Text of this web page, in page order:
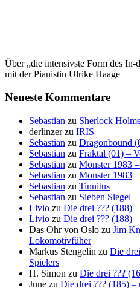
Über „die intensivste Form des In-
mit der Pianistin Ulrike Haage
Neueste Kommentare
Sebastian zu Sherlock
derlinzerzu IRIS
Sebastian zu Dragonbound
Sebastian zu Fraktal (01) –
Sebastian zu Monster 1983
Sebastian zu Monster 1983
Sebastian zu Tinnitus
Sebastian zu Sieben Siegel
Livio zu Die drei ??? (188)
Livio zu Die drei ??? (188)
Das Ohr von Oslo zu Jim
Lokomotivfüher
Markus Stengelin zu Die
Spielers
H. Simon zu Die drei ???
June zu Die drei ??? (185) –